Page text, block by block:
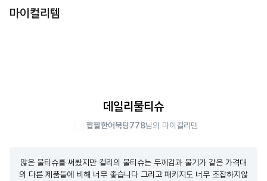
마이컬리템
데일리물티슈
짭짤한어묵탕778님의 마이컬리템
많은 물티슈를 써봤지만 컬리의 물티슈는 두께감과 물기가 같은 가격대
의 다른 제품들에 비해 너무 좋습니다 그리고 패키지도 너무 조잡하지않